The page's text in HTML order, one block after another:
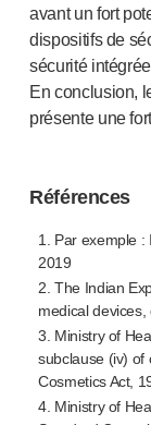
avant un fort
dispositifs de
sécurité
En conclusion,
présente une
Références
1. Par exemple :
2019
2. The Indian
medical
3. Ministry of
subclause (iv) of
Cosmetics Act,
4. Ministry of